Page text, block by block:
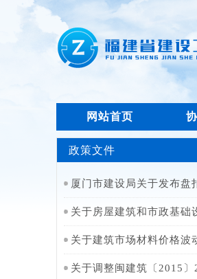
网站首页
政策文件
厦门市建设局关于发布盘
关于房屋建筑和市政基础
关于建筑市场材料价格波
关于调整闽建筑〔2015